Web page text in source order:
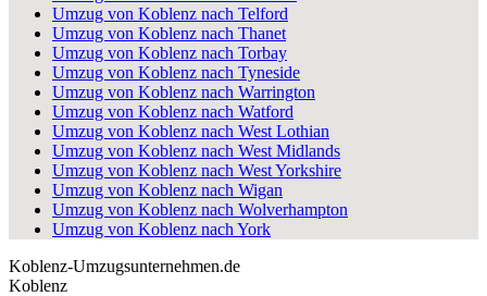
Umzug von Koblenz nach Telford
Umzug von Koblenz nach Thanet
Umzug von Koblenz nach Torbay
Umzug von Koblenz nach Tyneside
Umzug von Koblenz nach Warrington
Umzug von Koblenz nach Watford
Umzug von Koblenz nach West Lothian
Umzug von Koblenz nach West Midlands
Umzug von Koblenz nach West Yorkshire
Umzug von Koblenz nach Wigan
Umzug von Koblenz nach Wolverhampton
Umzug von Koblenz nach York
Koblenz-Umzugsunternehmen.de
Koblenz